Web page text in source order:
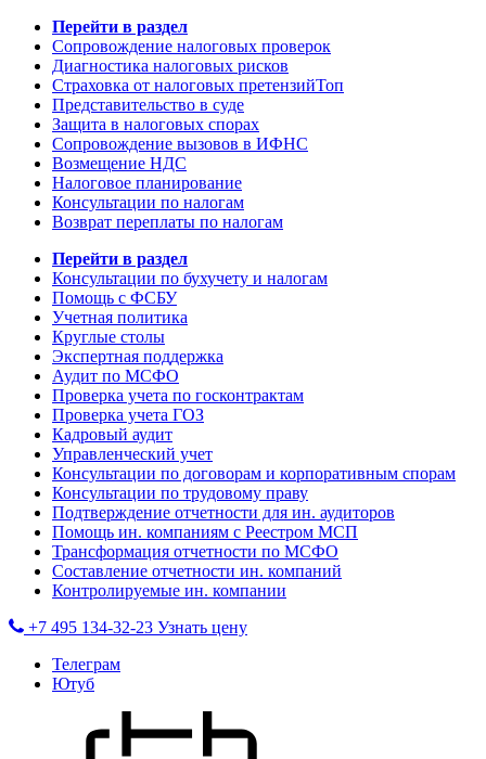
Перейти в раздел
Сопровождение налоговых проверок
Диагностика налоговых рисков
Страховка от налоговых претензийТоп
Представительство в суде
Защита в налоговых спорах
Сопровождение вызовов в ИФНС
Возмещение НДС
Налоговое планирование
Консультации по налогам
Возврат переплаты по налогам
Перейти в раздел
Консультации по бухучету и налогам
Помощь с ФСБУ
Учетная политика
Круглые столы
Экспертная поддержка
Аудит по МСФО
Проверка учета по госконтрактам
Проверка учета ГОЗ
Кадровый аудит
Управленческий учет
Консультации по договорам и корпоративным спорам
Консультации по трудовому праву
Подтверждение отчетности для ин. аудиторов
Помощь ин. компаниям с Реестром МСП
Трансформация отчетности по МСФО
Составление отчетности ин. компаний
Контролируемые ин. компании
+7 495 134-32-23 Узнать цену
Телеграм
Ютуб